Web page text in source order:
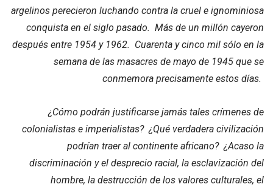
argelinos perecieron luchando contra la cruel e ignominiosa
conquista en el siglo pasado. Más de un millón cayeron
después entre 1954 y 1962. Cuarenta y cinco mil sólo en la
semana de las masacres de mayo de 1945 que se
conmemora precisamente estos días.
¿Cómo podrán justificarse jamás tales crímenes de
colonialistas e imperialistas? ¿Qué verdadera civilización
podrían traer al continente africano? ¿Acaso la
discriminación y el desprecio racial, la esclavización del
hombre, la destrucción de los valores culturales, el